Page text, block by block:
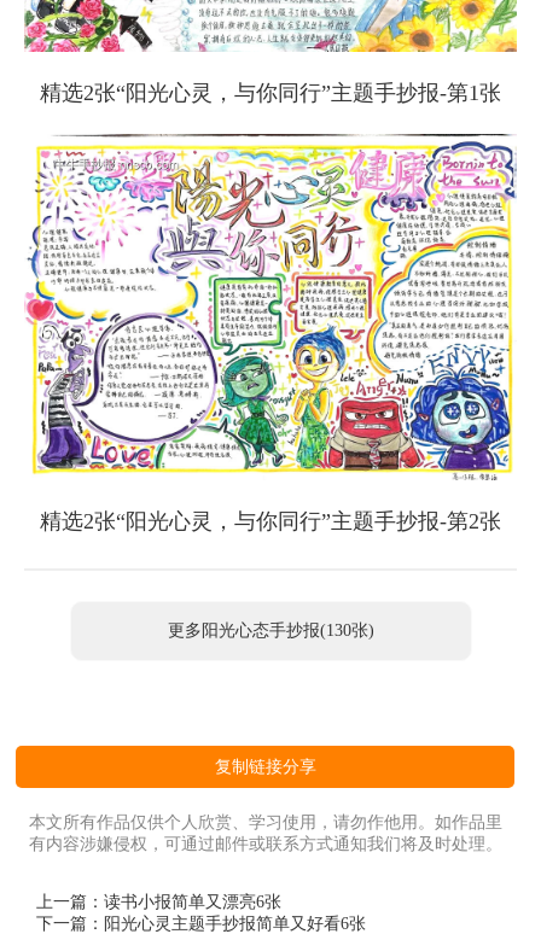
精选2张“阳光心灵，与你同行”主题手抄报-第1张
精选2张“阳光心灵，与你同行”主题手抄报-第2张
更多阳光心态手抄报(130张)
复制链接分享
本文所有作品仅供个人欣赏、学习使用，请勿作他用。如作品里
有内容涉嫌侵权，可通过邮件或联系方式通知我们将及时处理。
上一篇：读书小报简单又漂亮6张
下一篇： 阳光心灵主题手抄报简单又好看6张